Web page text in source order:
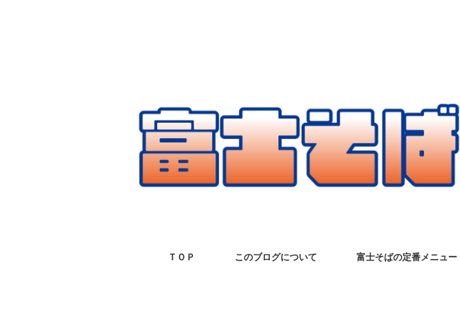
ＴＯＰ このブログについて 富士そばの定番メニュー